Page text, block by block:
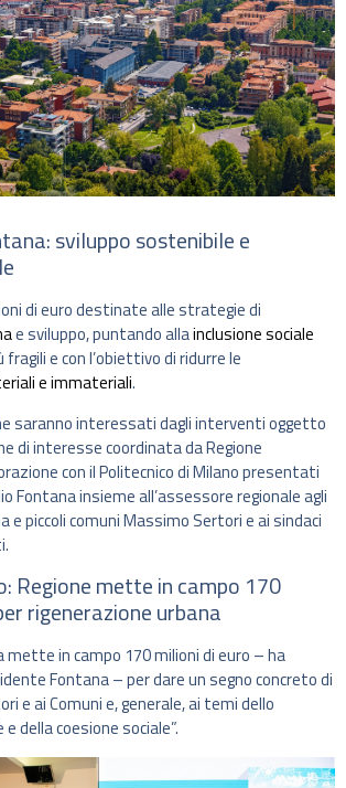
sviluppo sostenibile e
di euro destinate alle strategie di
e sviluppo, puntando allainclusione sociale
e con l’obiettivo di ridurre le
e immateriali.
saranno interessati dagli interventi oggetto
di interesse coordinata da Regione
con il Politecnico di Milano presentati
Fontana insieme all’assessore regionale agli
e piccoli comuni Massimo Sertori e ai sindaci
Regione mette in campo 170
rigenerazione urbana
mette in campo 170 milioni di euro – ha
Fontana – per dare un segno concreto di
e ai Comuni e, generale, ai temi dello
della coesione sociale”.